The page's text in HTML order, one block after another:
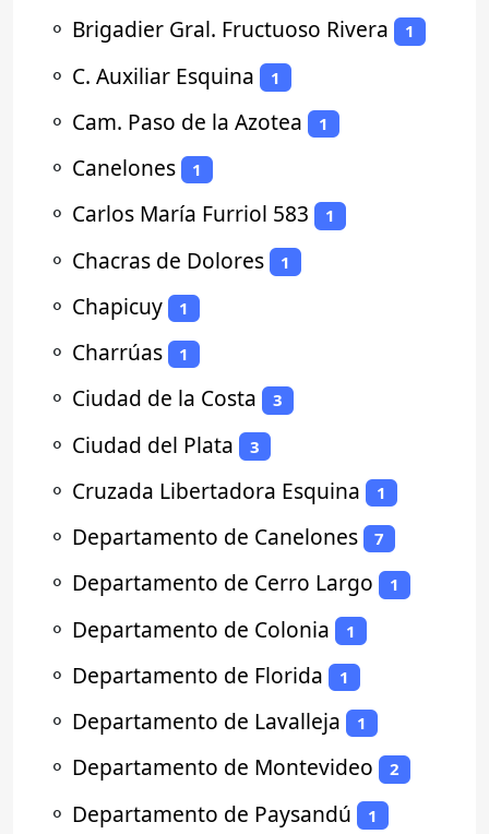
⚬ Brigadier Gral. Fructuoso Rivera 1
⚬ C. Auxiliar Esquina 1
⚬ Cam. Paso de la Azotea 1
⚬ Canelones 1
⚬ Carlos María Furriol 583 1
⚬ Chacras de Dolores 1
⚬ Chapicuy 1
⚬ Charrúas 1
⚬ Ciudad de la Costa 3
⚬ Ciudad del Plata 3
⚬ Cruzada Libertadora Esquina 1
⚬ Departamento de Canelones 7
⚬ Departamento de Cerro Largo 1
⚬ Departamento de Colonia 1
⚬ Departamento de Florida 1
⚬ Departamento de Lavalleja 1
⚬ Departamento de Montevideo 2
⚬ Departamento de Paysandú 1